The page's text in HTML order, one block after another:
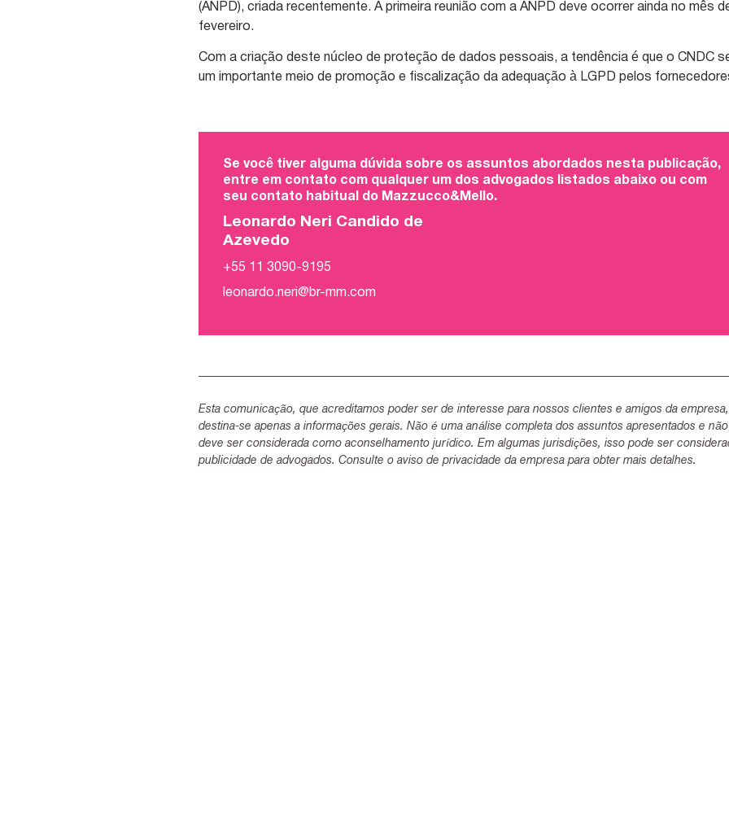
(ANPD), criada recentemente. A primeira reunião com a ANPD deve ocorrer ainda no mês
fevereiro.
Com a criação deste núcleo de proteção de dados pessoais, a tendência é que o CNDC
um importante meio de promoção e fiscalização da adequação à LGPD pelos
Se você tiver alguma dúvida sobre os assuntos abordados nesta publicação,
entre em contato com qualquer um dos advogados listados abaixo ou com
seu contato habitual do Mazzucco&Mello.
Leonardo Neri Candido de
Azevedo
+55 11 3090-9195
leonardo.neri@br-mm.com
Esta comunicação, que acreditamos poder ser de interesse para nossos clientes e amigos da empresa,
destina-se apenas a informações gerais. Não é uma análise completa dos assuntos apresentados e não
deve ser considerada como aconselhamento jurídico. Em algumas jurisdições, isso pode ser
publicidade de advogados. Consulte o aviso de privacidade da empresa para obter mais detalhes.